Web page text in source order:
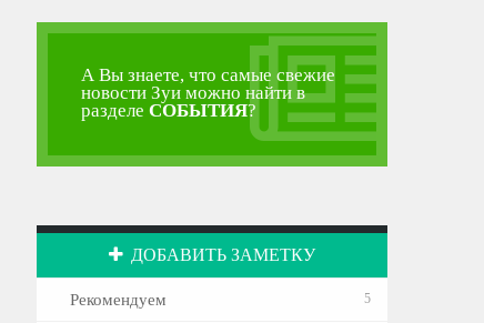
А Вы знаете, что самые свежие
новости Зуи можно найти в
разделеСОБЫТИЯ?
ДОБАВИТЬ ЗАМЕТКУ
Рекомендуем 5